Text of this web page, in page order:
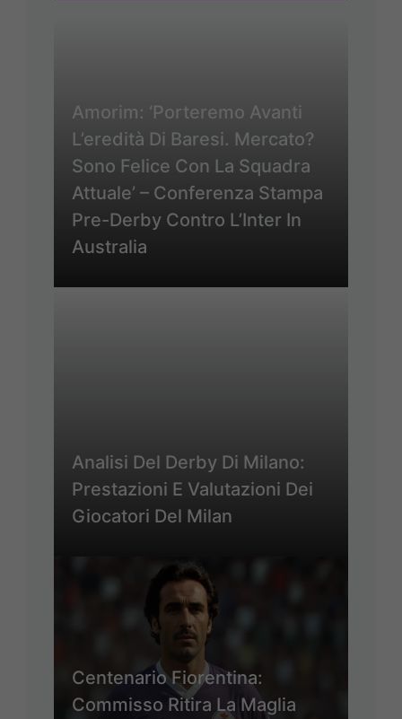
Amorim: ‘Porteremo Avanti
L’eredità Di Baresi. Mercato?
Sono Felice Con La Squadra
Attuale’ – Conferenza Stampa
Pre-Derby Contro L’Inter In
Australia
Analisi Del Derby Di Milano:
Prestazioni E Valutazioni Dei
Giocatori Del Milan
Centenario Fiorentina:
Commisso Ritira La Maglia